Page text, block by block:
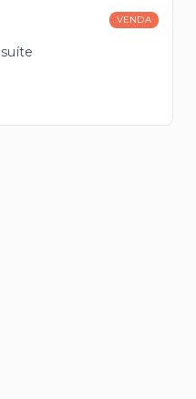
VENDA
suíte